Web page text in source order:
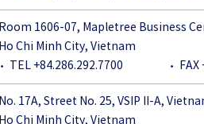
Room 1606-07, Mapletree Business
Ho Chi Minh City, Vietnam
TEL +84.286.292.7700
No. 17A, Street No. 25, VSIP II-A,
Ho Chi Minh City, Vietnam